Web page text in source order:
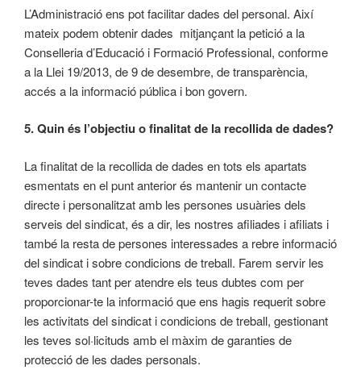
L’Administració ens pot facilitar dades del personal. Així
mateix podem obtenir dades mitjançant la petició a la
Conselleria d’Educació i Formació Professional, conforme
a la Llei 19/2013, de 9 de desembre, de transparència,
accés a la informació pública i bon govern.
5. Quin és l’objectiu o finalitat de la recollida de dades?
La finalitat de la recollida de dades en tots els apartats
esmentats en el punt anterior és mantenir un contacte
directe i personalitzat amb les persones usuàries dels
serveis del sindicat, és a dir, les nostres afiliades i afiliats i
també la resta de persones interessades a rebre informació
del sindicat i sobre condicions de treball. Farem servir les
teves dades tant per atendre els teus dubtes com per
proporcionar-te la informació que ens hagis requerit sobre
les activitats del sindicat i condicions de treball, gestionant
les teves sol·licituds amb el màxim de garanties de
protecció de les dades personals.